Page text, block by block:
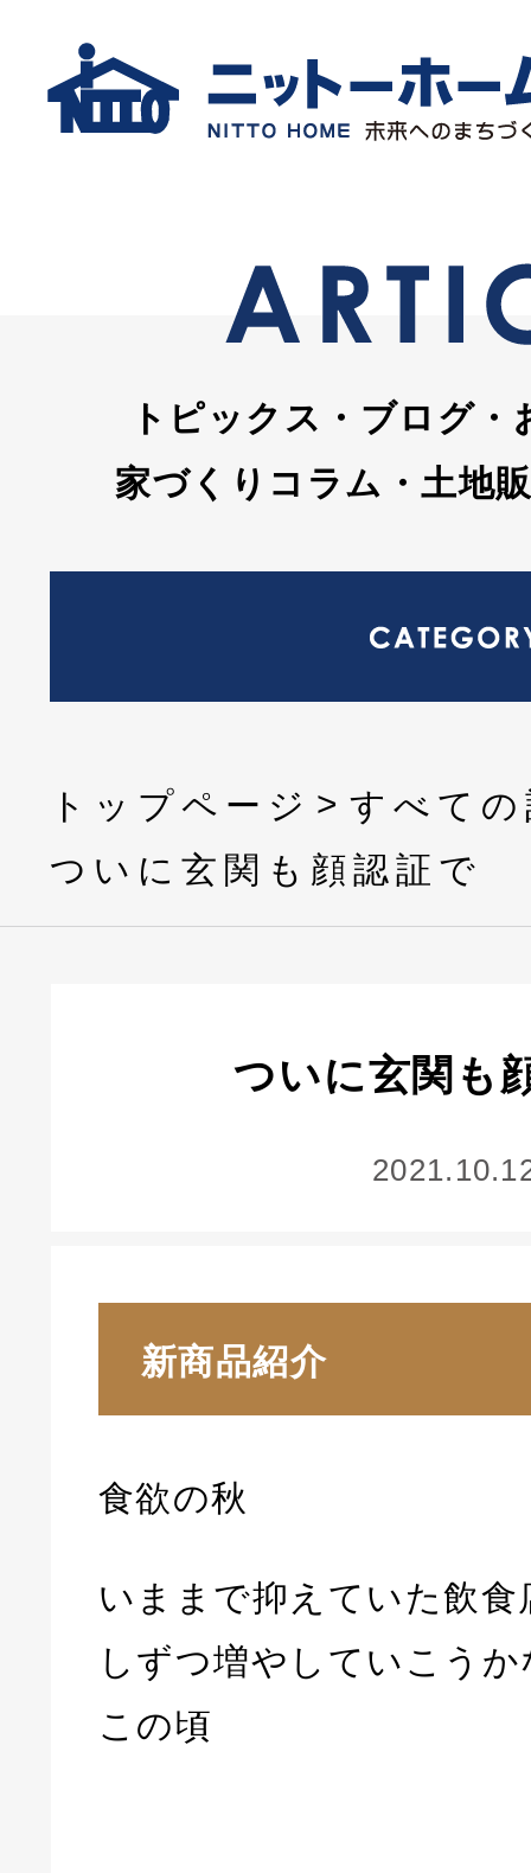
トピックス・ブログ・
家づくりコラム・土地
トップページ
すべて
ついに玄関も顔認証で
ついに玄関も
新商品紹介
食欲の秋
いままで抑えていた飲食
しずつ増やしていこう
この頃